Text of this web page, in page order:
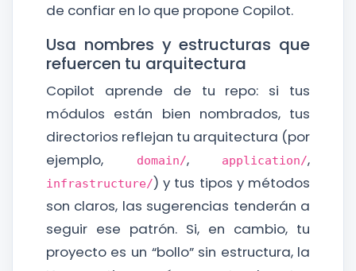
de confiar en lo que propone Copilot.
Usa nombres y estructuras que
refuercen tu arquitectura
Copilot aprende de tu repo: si tus
módulos están bien nombrados, tus
directorios reflejan tu arquitectura (por
ejemplo,
domain/, application/,
infrastructure/) y tus tipos y métodos
son claros, las sugerencias tenderán a
seguir ese patrón. Si, en cambio, tu
proyecto es un “bollo” sin estructura, la